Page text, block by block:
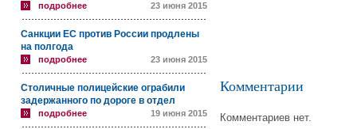
подробнее 23 июня 2015
Санкции ЕС против России продлены
на полгода
подробнее 23 июня 2015
Столичные полицейские ограбили
задержанного по дороге в отдел
подробнее 19 июня 2015
Комментарии
Комментариев нет.